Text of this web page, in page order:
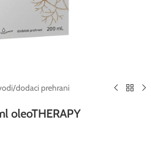
/dodaci prehrani
oleoTHERAPY